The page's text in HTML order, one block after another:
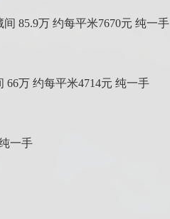
85.9万 约每平米7670元 纯一手
66万 约每平米4714元 纯一手
一手